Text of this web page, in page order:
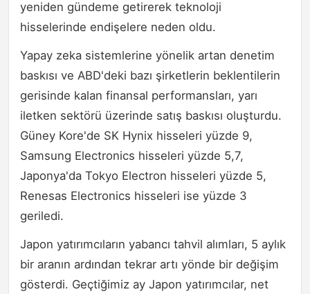
yeniden gündeme getirerek teknoloji
hisselerinde endişelere neden oldu.
Yapay zeka sistemlerine yönelik artan denetim
baskısı ve ABD'deki bazı şirketlerin beklentilerin
gerisinde kalan finansal performansları, yarı
iletken sektörü üzerinde satış baskısı oluşturdu.
Güney Kore'de SK Hynix hisseleri yüzde 9,
Samsung Electronics hisseleri yüzde 5,7,
Japonya'da Tokyo Electron hisseleri yüzde 5,
Renesas Electronics hisseleri ise yüzde 3
geriledi.
Japon yatırımcıların yabancı tahvil alımları, 5 aylık
bir aranın ardından tekrar artı yönde bir değişim
gösterdi. Geçtiğimiz ay Japon yatırımcılar, net